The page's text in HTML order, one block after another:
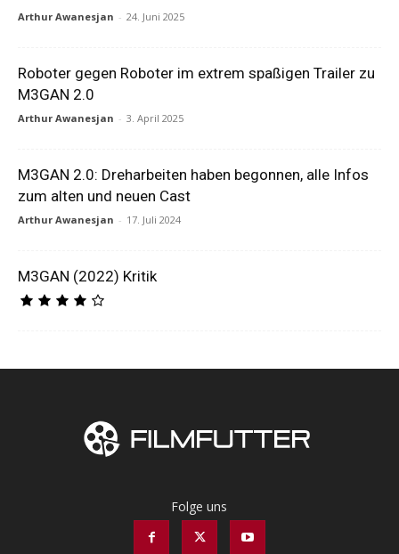
Arthur Awanesjan - 24. Juni 2025
Roboter gegen Roboter im extrem spaßigen Trailer zu
M3GAN 2.0
Arthur Awanesjan - 3. April 2025
M3GAN 2.0: Dreharbeiten haben begonnen, alle Infos
zum alten und neuen Cast
Arthur Awanesjan - 17. Juli 2024
M3GAN (2022) Kritik
Folge uns